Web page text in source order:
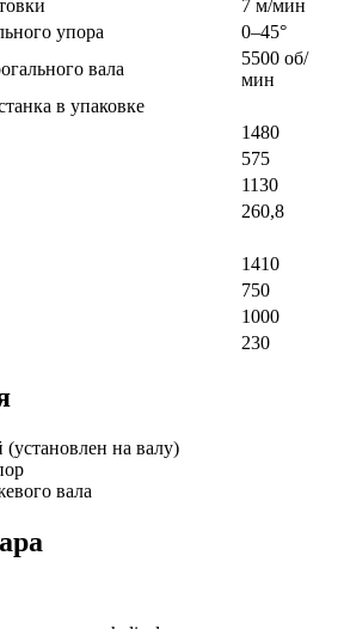
7 м/мин
упора
0–45°
вала
5500 об/
мин
в упаковке
1480
575
1130
260,8
1410
750
1000
230
на валу)
вала